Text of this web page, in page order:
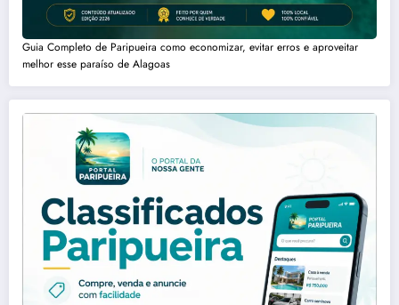
Guia Completo de Paripueira como economizar, evitar erros e aproveitar
melhor esse paraíso de Alagoas